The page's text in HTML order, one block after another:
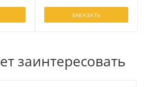
ЗАКАЗАТЬ
заинтересовать